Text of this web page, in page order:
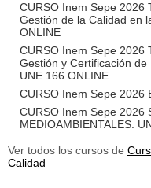
CURSO Inem Sepe 2026
Gestión de la Calidad en
ONLINE
CURSO Inem Sepe 2026
Gestión y Certificación
UNE 166 ONLINE
CURSO Inem Sepe 2026
CURSO Inem Sepe 2026
MEDIOAMBIENTALES.
Ver todos los cursos de
Calidad